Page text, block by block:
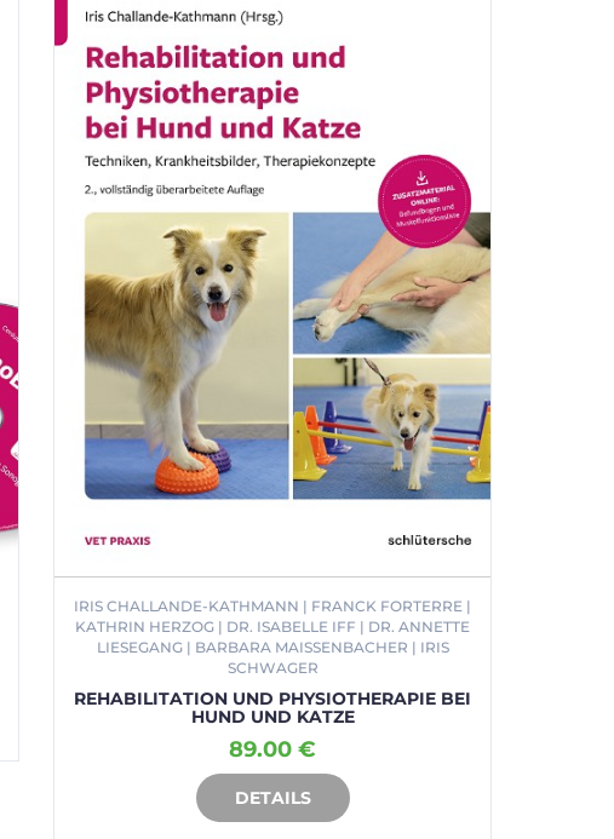
IRIS CHALLANDE-KATHMANN | FRANCK FORTERRE |
KATHRIN HERZOG | DR. ISABELLE IFF | DR. ANNETTE
LIESEGANG | BARBARA MAISSENBACHER | IRIS
SCHWAGER
REHABILITATION UND PHYSIOTHERAPIE BEI
HUND UND KATZE
89.00 €
DETAILS
IN DEN WARENKORB